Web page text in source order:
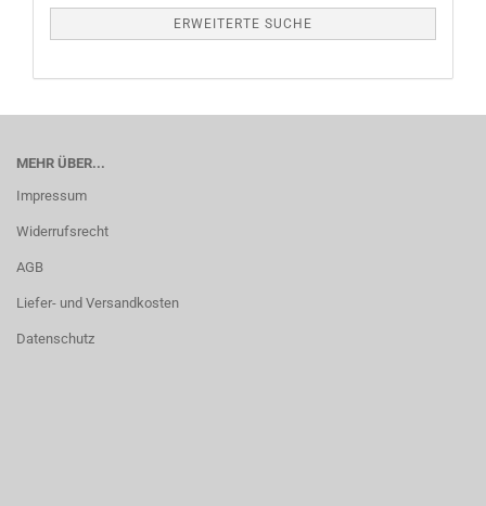
ERWEITERTE SUCHE
MEHR ÜBER...
Impressum
Widerrufsrecht
AGB
Liefer- und Versandkosten
Datenschutz